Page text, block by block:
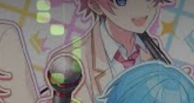
と宣言！Strawberry Prince NO LIMIT (ピアノソロ譜)